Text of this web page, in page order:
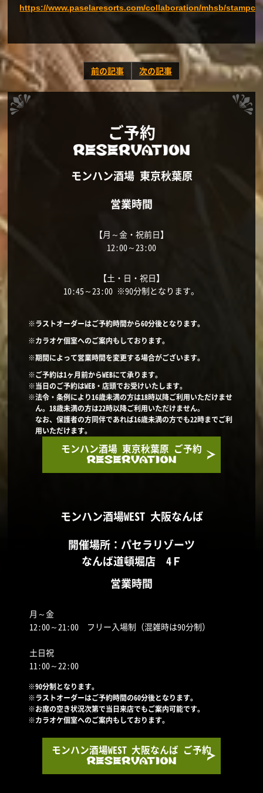
https://www.paselaresorts.com/collaboration/mhsb/
前の記事 次の記事
ご予約
モンハン酒場 東京秋葉原
営業時間
【月～金・祝前日】
12:00～23:00
【土・日・祝日】
10:45～23:00 ※90分制となります。
※ラストオーダーはご予約時間から60分後となります。
※カラオケ個室へのご案内もしております。
※期間によって営業時間を変更する場合がございます。
※ご予約は1ヶ月前からWEBにて承ります。
※当日のご予約はWEB・店頭でお受けいたします。
※法令・条例により16歳未満の方は18時以降ご利用いただけませ
ん。18歳未満の方は22時以降ご利用いただけません。
なお、保護者の方同伴であれば16歳未満の方でも22時までご利
用いただけます。
モンハン酒場 東京秋葉原 ご予約
モンハン酒場WEST 大阪なんば
開催場所：パセラリゾーツ
なんば道頓堀店 4Ｆ
営業時間
月～金
12:00～21:00 フリー入場制（混雑時は90分制）
土日祝
11:00～22:00
※90分制となります。
※ラストオーダーはご予約時間の60分後となります。
※お席の空き状況次第で当日来店でもご案内可能です。
※カラオケ個室へのご案内もしております。
モンハン酒場WEST 大阪なんば ご予約